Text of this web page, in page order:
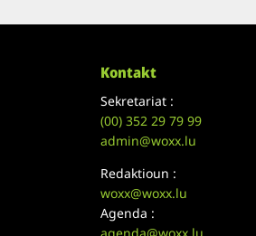
Kontakt
Sekretariat :
(00)352 29 79 99
admin@woxx.lu
Redaktioun :
woxx@woxx.lu
Agenda :